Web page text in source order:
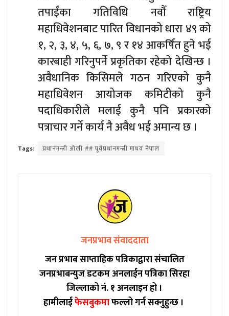
तपाईंका गतिविधि नवौँ राष्ट्रिय
महाधिवेशनबाट पारित विधानको धारा ४९ को
१, २, ३, ४, ५, ६, ७, ९ र १४ आकर्षित हुने भई
कारबाही गरिनुपर्ने प्रकृतिका रहेको देखिन्छ ।
अवैधानिक किसिमले गठन गरिएको कुनै
महाधिवेशन आयोजक कमिटीको कुनै
पदाधिकारीले मलाई कुनै पनि प्रकारको
पत्राचार गर्ने कार्य नै अवैध भई अमान्य छ ।
Tags: प्रधानमन्त्री ओली ## पूर्वप्रधानमन्त्री माधव नेपाल
जनप्रभाव संवाददाता
जन प्रभाब साप्ताहिक पत्रिकाद्वारा संचालित
जनप्रभाबन्युज डटकम अनलाईन पत्रिका सिरहा
जिल्लाको नं. १ अनलाइन हो ।
हामीलाईफेसबुकमाफल्लो गर्न सक्नुहुन्छ ।